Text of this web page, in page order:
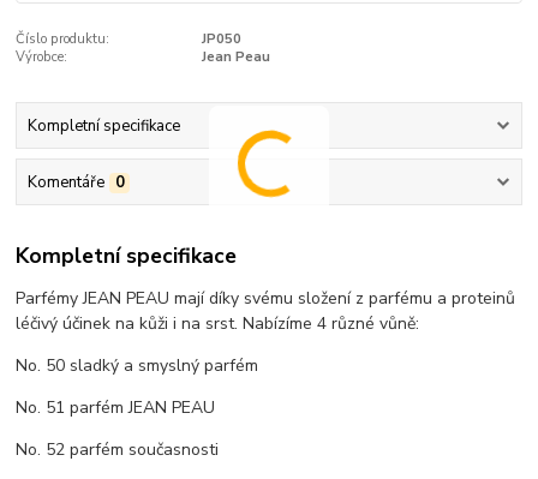
Číslo produktu:
JP050
Výrobce:
Jean Peau
Kompletní specifikace
Komentáře 0
Kompletní specifikace
Parfémy JEAN PEAU mají díky svému složení z parfému a proteinů
léčivý účinek na kůži i na srst. Nabízíme 4 různé vůně:
No. 50 sladký a smyslný parfém
No. 51 parfém JEAN PEAU
No. 52 parfém současnosti